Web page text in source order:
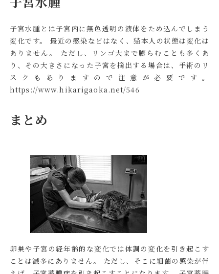
子宮水腫とは子宮内に無色透明の液体をため込んでしまう
変化です。 最近の感染などはなく、猫本人の状態は変化は
ありません。 ただし、リンゴ大まで膨らむことも多くあ
り、その大きさになった子宮を摘出する場合は、手術のリ
スクもありますので注意が必要です。
https://www.hikarigaoka.net/546
まとめ
卵巣や子宮の経年齢的な変化では体調の変化を引き起こす
ことは滅多にありません。 ただし、そこに細菌の感染が伴